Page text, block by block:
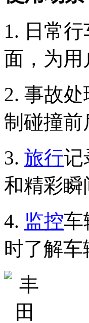
1. 日常
面，为用
2. 事故
制碰撞前
3. 旅行记
和精彩瞬
4. 监控车
时了解